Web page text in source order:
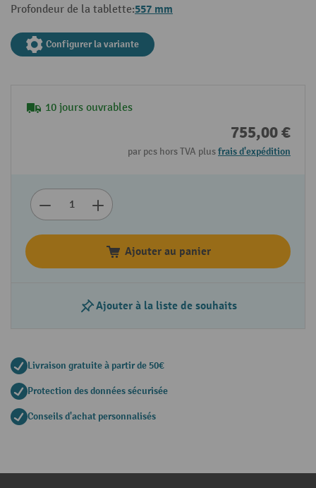
Profondeur de la tablette:557 mm
Configurer la variante
10 jours ouvrables
755,00 €
par pcs hors TVA plusfrais d'expédition
Ajouter au panier
Ajouter à la liste de souhaits
Livraison gratuite à partir de 50€
Protection des données sécurisée
Conseils d'achat personnalisés